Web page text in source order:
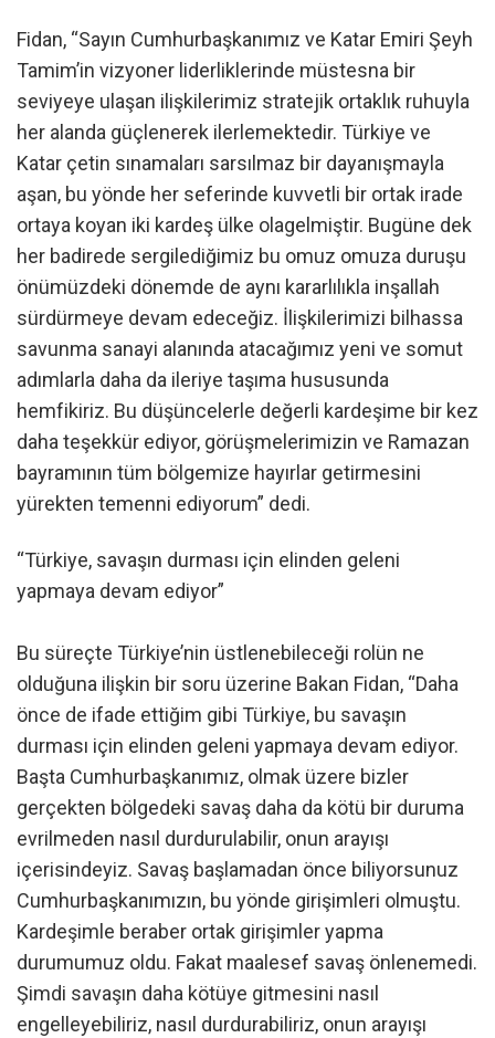
Fidan, “Sayın Cumhurbaşkanımız ve Katar Emiri Şeyh
Tamim’in vizyoner liderliklerinde müstesna bir
seviyeye ulaşan ilişkilerimiz stratejik ortaklık ruhuyla
her alanda güçlenerek ilerlemektedir. Türkiye ve
Katar çetin sınamaları sarsılmaz bir dayanışmayla
aşan, bu yönde her seferinde kuvvetli bir ortak irade
ortaya koyan iki kardeş ülke olagelmiştir. Bugüne dek
her badirede sergilediğimiz bu omuz omuza duruşu
önümüzdeki dönemde de aynı kararlılıkla inşallah
sürdürmeye devam edeceğiz. İlişkilerimizi bilhassa
savunma sanayi alanında atacağımız yeni ve somut
adımlarla daha da ileriye taşıma hususunda
hemfikiriz. Bu düşüncelerle değerli kardeşime bir kez
daha teşekkür ediyor, görüşmelerimizin ve Ramazan
bayramının tüm bölgemize hayırlar getirmesini
yürekten temenni ediyorum” dedi.
“Türkiye, savaşın durması için elinden geleni
yapmaya devam ediyor”
Bu süreçte Türkiye’nin üstlenebileceği rolün ne
olduğuna ilişkin bir soru üzerine Bakan Fidan, “Daha
önce de ifade ettiğim gibi Türkiye, bu savaşın
durması için elinden geleni yapmaya devam ediyor.
Başta Cumhurbaşkanımız, olmak üzere bizler
gerçekten bölgedeki savaş daha da kötü bir duruma
evrilmeden nasıl durdurulabilir, onun arayışı
içerisindeyiz. Savaş başlamadan önce biliyorsunuz
Cumhurbaşkanımızın, bu yönde girişimleri olmuştu.
Kardeşimle beraber ortak girişimler yapma
durumumuz oldu. Fakat maalesef savaş önlenemedi.
Şimdi savaşın daha kötüye gitmesini nasıl
engelleyebiliriz, nasıl durdurabiliriz, onun arayışı